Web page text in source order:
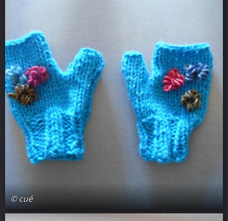
© cué